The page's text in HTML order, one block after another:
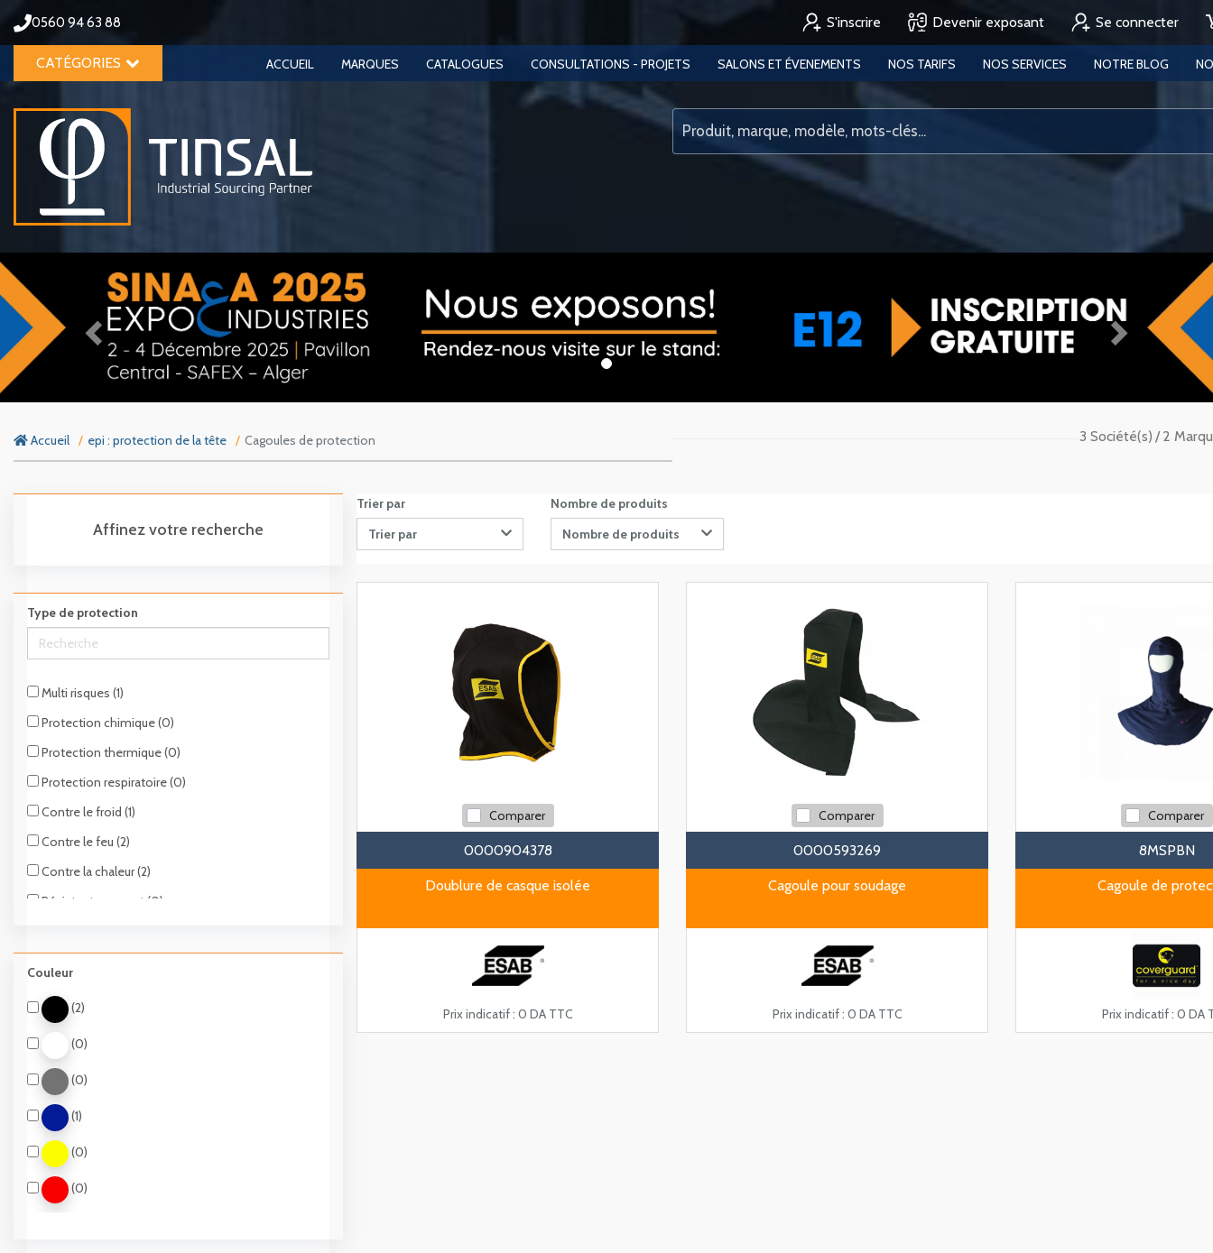
0560 94 63 88 S'inscrire Devenir exposant Se connecter
CATÉGORIES ACCUEIL MARQUES CATALOGUES CONSULTATIONS - PROJETS SALONS ET ÉVENEMENTS NOS TARIFS NOS SERVICES NOTRE BLOG
Previous
Accueil epi : protection de la tête Cagoules de protection 2
3 Société(s)
Affinez votre recherche
Type de protection
Multi risques (1)
Protection chimique (0)
Protection thermique (0)
Protection respiratoire (0)
Contre le froid (1)
Contre le feu (2)
Contre la chaleur (2)
Résistante au vent (0)
Couleur
(2)
(0)
(0)
(1)
(0)
(0)
Trier par
Trier par
Nombre de produits
Nombre de produits
Comparer
0000904378
Doublure de casque isolée
Prix indicatif : 0 DA TTC
Comparer
0000593269
Cagoule pour soudage
Prix indicatif : 0 DA TTC
Comparer
8MSPBN
Cagoule de
Prix indicatif : 0 DA